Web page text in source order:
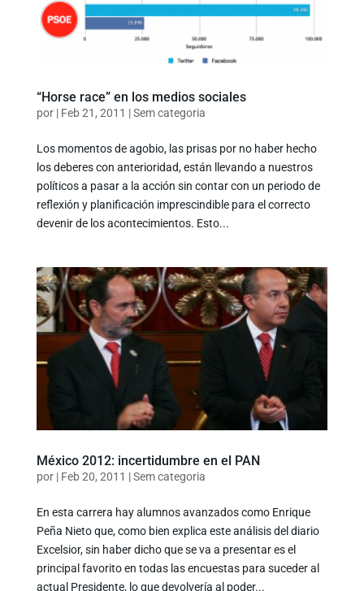
“Horse race” en los medios sociales
por | Feb 21, 2011 |Sem categoria
Los momentos de agobio, las prisas por no haber hecho
los deberes con anterioridad, están llevando a nuestros
políticos a pasar a la acción sin contar con un periodo de
reflexión y planificación imprescindible para el correcto
devenir de los acontecimientos. Esto...
México 2012: incertidumbre en el PAN
por | Feb 20, 2011 |Sem categoria
En esta carrera hay alumnos avanzados como Enrique
Peña Nieto que, como bien explica este análisis del diario
Excelsior, sin haber dicho que se va a presentar es el
principal favorito en todas las encuestas para suceder al
actual Presidente, lo que devolvería al poder...